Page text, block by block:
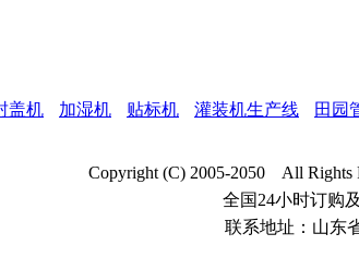
盖机 加湿机 贴标机 灌装机生产线 田园
Copyright (C) 2005-2050 All
全国24小时订购
联系地址：山东